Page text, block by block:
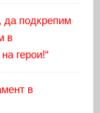
да подкрепим
в
герои!“
в